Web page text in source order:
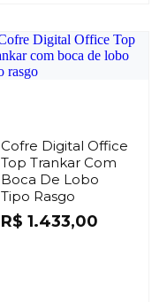
Cofre Digital Office
Top Trankar Com
Boca De Lobo
Tipo Rasgo
R$ 1.433,00